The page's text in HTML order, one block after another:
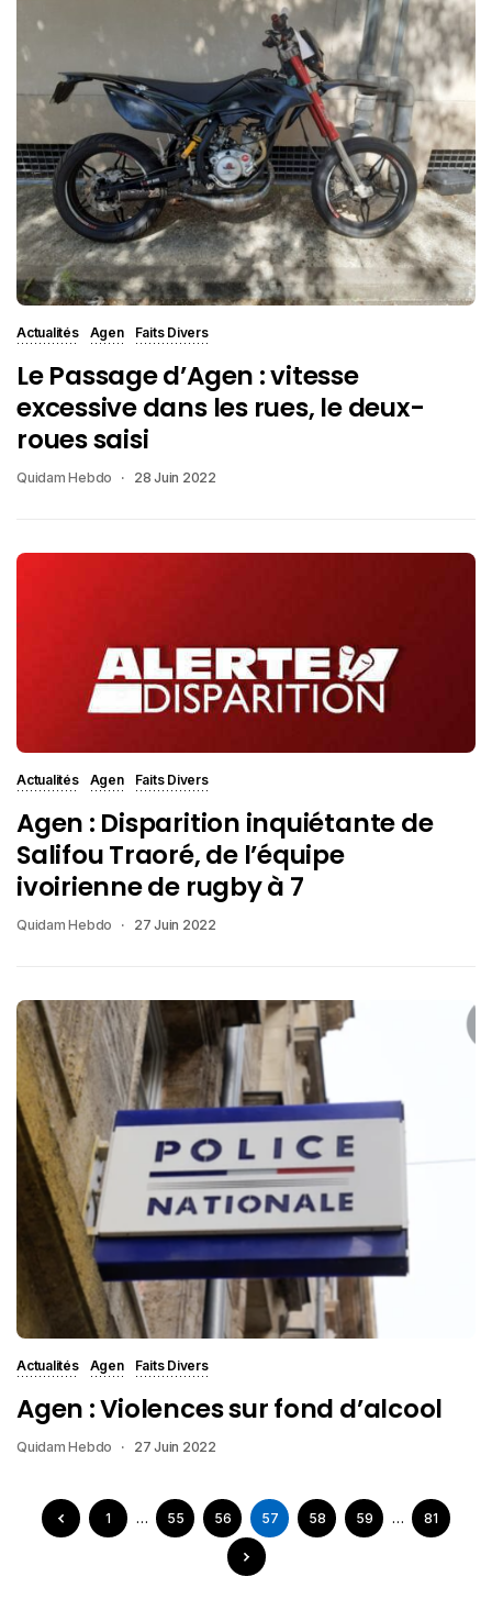
Actualités Agen Faits Divers
Le Passage d’Agen : vitesse
excessive dans les rues, le deux-
roues saisi
Quidam Hebdo 28 Juin 2022
Actualités Agen Faits Divers
Agen : Disparition inquiétante de
Salifou Traoré, de l’équipe
ivoirienne de rugby à 7
Quidam Hebdo 27 Juin 2022
Actualités Agen Faits Divers
Agen : Violences sur fond d’alcool
Quidam Hebdo 27 Juin 2022
1 … 55 56 57 58 59 … 81